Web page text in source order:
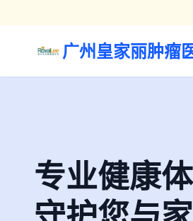
广州皇家丽肿瘤
专业健康